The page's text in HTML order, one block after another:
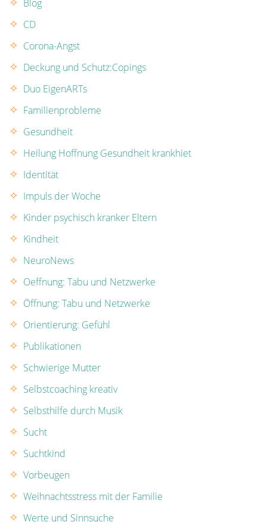
Blog
CD
Corona-Angst
Deckung und Schutz:Copings
Duo EigenARTs
Familienprobleme
Gesundheit
Heilung Hoffnung Gesundheit krankhiet
Identität
Impuls der Woche
Kinder psychisch kranker Eltern
Kindheit
NeuroNews
Oeffnung: Tabu und Netzwerke
Öffnung: Tabu und Netzwerke
Orientierung: Gefühl
Publikationen
Schwierige Mutter
Selbstcoaching kreativ
Selbsthilfe durch Musik
Sucht
Suchtkind
Vorbeugen
Weihnachtsstress mit der Familie
Werte und Sinnsuche